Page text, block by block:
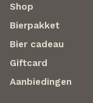
Shop
Bierpakket
Bier cadeau
Giftcard
Aanbiedingen